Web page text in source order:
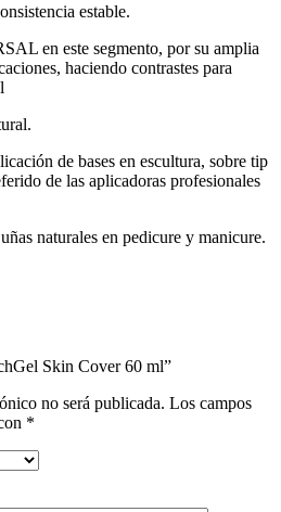
estable.
en este segmento, por su amplia
haciendo contrastes para
de bases en escultura, sobre tip
de las aplicadoras profesionales
naturales en pedicure y manicure.
Skin Cover 60 ml”
no será publicada. Los campos
*